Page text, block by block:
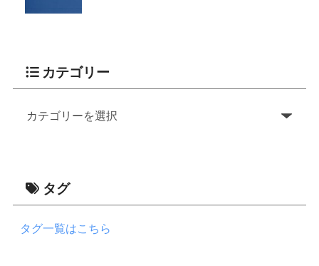
カテゴリー
タグ
タグ一覧はこちら